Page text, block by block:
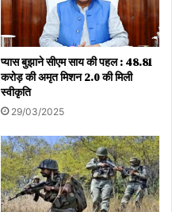
प्यास बुझाने सीएम साय की पहल : 48.81
करोड़ की अमृत मिशन 2.0 की मिली
स्वीकृति
29/03/2025